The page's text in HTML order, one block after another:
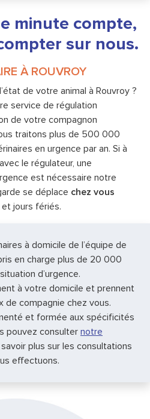
minute compte,
sur nous.
À ROUVROY
de votre animal à Rouvroy ?
service de régulation
de votre compagnon
traitons plus de 500 000
en urgence par an. Si à
le régulateur, une
est nécessaire notre
se déplace chez vous
jours fériés.
à domicile de l’équipe de
en charge plus de 20 000
d’urgence.
à votre domicile et prennent
de compagnie chez vous.
et formée aux spécificités
pouvez consulter notre
plus sur les consultations
effectuons.